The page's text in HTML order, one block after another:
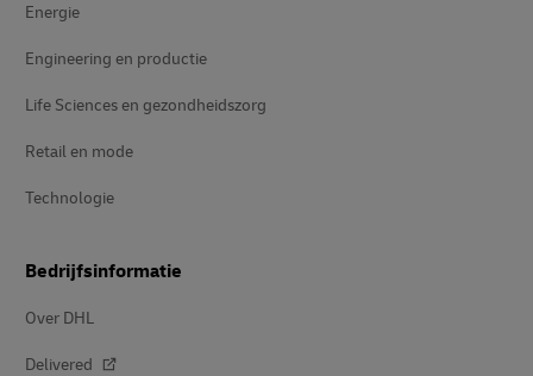
Energie
Engineering en productie
Life Sciences en gezondheidszorg
Retail en mode
Technologie
Bedrijfsinformatie
Over DHL
Delivered